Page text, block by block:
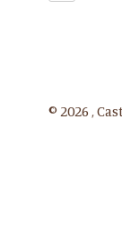
© 2026 ,